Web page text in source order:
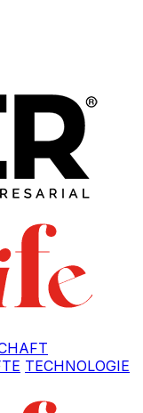
TECHNOLOGIE